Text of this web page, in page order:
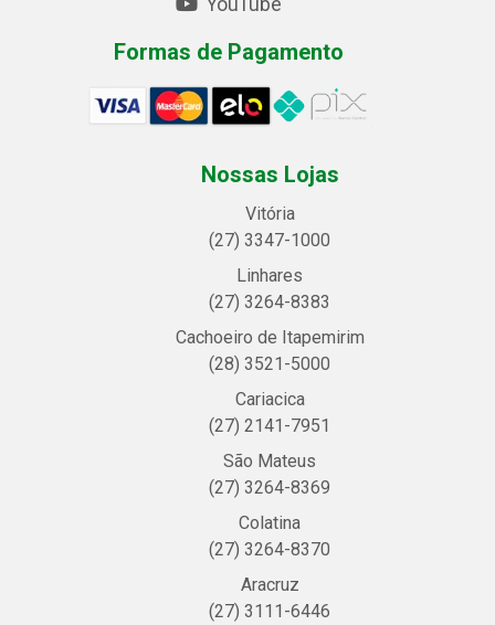
YouTube
Formas de Pagamento
Nossas Lojas
Vitória
(27) 3347-1000
Linhares
(27) 3264-8383
Cachoeiro de Itapemirim
(28) 3521-5000
Cariacica
(27) 2141-7951
São Mateus
(27) 3264-8369
Colatina
(27) 3264-8370
Aracruz
(27) 3111-6446